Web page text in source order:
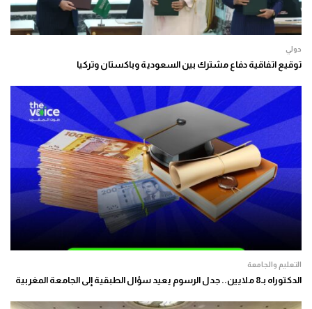
دولي
توقيع اتفاقية دفاع مشترك بين السعودية وباكستان وتركيا
التعليم والجامعة
الدكتوراه بـ8 ملايين.. جدل الرسوم يعيد سؤال الطبقية إلى الجامعة المغربية